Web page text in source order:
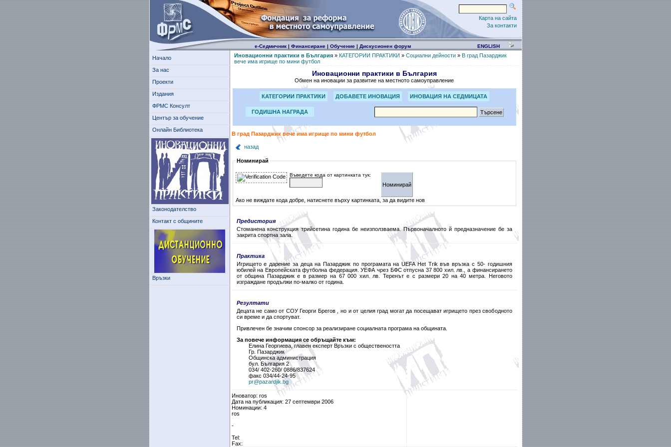
Карта на сайта
За контакти
е-Седмичник| Финансиране| Обучение| Дискусионен форум ENGLISH
Начало
За нас
Проекти
Издания
ФРМС Консулт
Център за обучение
Онлайн Библиотека
Законодателство
Контакт с общините
Връзки
Иновационни практики в България» КАТЕГОРИИ ПРАКТИКИ » Социални дейности» В град Пазарджик
вече има игрище по мини футбол
Иновационни практики в България
Обмен на иновации за развитие на местното самоуправление
КАТЕГОРИИ ПРАКТИКИ ДОБАВЕТЕ ИНОВАЦИЯ ИНОВАЦИЯ НА СЕДМИЦАТА
ГОДИШНА НАГРАДА
В град Пазарджик вече има игрище по мини футбол
назад
Номинирай
Въведете кода от картинката тук:
Ако не виждате кода добре, натиснете върху картинката, за да видите нов
Предистория
Стоманена конструкция трийсетина година бе неизползваема. Първоначалното й предназначение бе за
закрита спортна зала.
Практика
Игрището е дарение за деца на Пазарджик по програмата на UEFA Het Trik във връзка с 50- годишния
юбилей на Европейската футболна федерация. УЕФА чрез БФС отпусна 37 800 хил. лв., а финансирането
от община Пазарджик е в размер на 67 000 хил. лв. Теренът е с размери 20 на 40 метра. Неговото
изграждане продължи по-малко от година.
Резултати
Децата не само от СОУ Георги Брегов , но и от целия град могат да посещават игрището през свободното
си време и да спортуват.
Привлечен бе значим спонсор за реализиране социалната програма на общината.
За повече информация се обръщайте към:
Елина Георгиева, главен експерт Връзки с обществеността
Гр. Пазарджик
Общинска администрация
бул. България 2
034/ 402-260/ 0886/837624
факс 034/44-24-95
pr@pazardjik.bg
Иноватор: ros
Дата на публикация: 27 септември 2006
Номинации: 4
ros
-
Tel:
Fax: